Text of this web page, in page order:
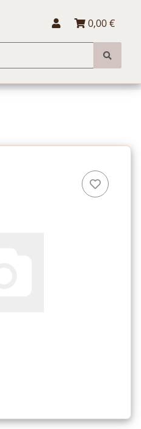
0,00 €